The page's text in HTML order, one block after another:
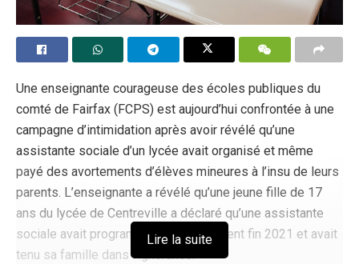
Une enseignante courageuse des écoles publiques du
comté de Fairfax (FCPS) est aujourd’hui confrontée à une
campagne d’intimidation après avoir révélé qu’une
assistante sociale d’un lycée avait organisé et même
payé des avortements d’élèves mineures à l’insu de leurs
parents. L’enseignante a révélé qu’une jeune fille de 17
ans du lycée de Centreville a déclaré qu’une assistante
sociale avait programmé son avortement fin 2021 et avait
tenu sa famille dans l’ignorance.
Lire la suite